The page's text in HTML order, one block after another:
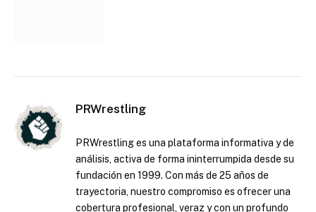
PRWrestling
PRWrestling es una plataforma informativa y de
análisis, activa de forma ininterrumpida desde su
fundación en 1999. Con más de 25 años de
trayectoria, nuestro compromiso es ofrecer una
cobertura profesional, veraz y con un profundo